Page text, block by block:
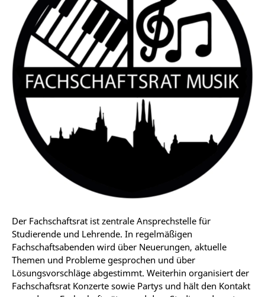
Der Fachschaftsrat ist zentrale Ansprechstelle für
Studierende und Lehrende. In regelmäßigen
Fachschaftsabenden wird über Neuerungen, aktuelle
Themen und Probleme gesprochen und über
Lösungsvorschläge abgestimmt. Weiterhin organisiert der
Fachschaftsrat Konzerte sowie Partys und hält den Kontakt